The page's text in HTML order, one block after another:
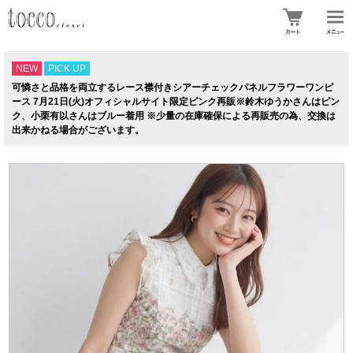
NEW
PICK UP
可憐さと品格を両立するレース襟付きシアーチェックパネルフラワーワンピ
ース 7月21日(火)オフィシャルサイト限定ピンク再販※鈴木ゆうかさんはピン
ク、小栗有以さんはブルー着用 ※少量の在庫確保による再販売の為、交換は
出来かねる場合がございます。